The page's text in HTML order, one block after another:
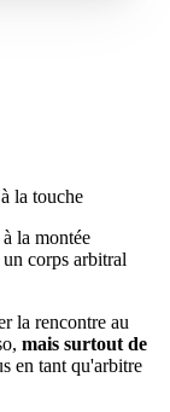
la touche
la montée
corps arbitral
la rencontre au
mais surtout de
en tant qu'arbitre